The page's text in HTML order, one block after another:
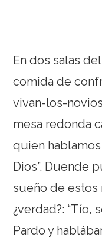
En dos salas
comida de
vivan-los-
mesa redonda
quien
Dios”. Duende
sueño de estos
¿verdad?: “Tío,
Pardo y